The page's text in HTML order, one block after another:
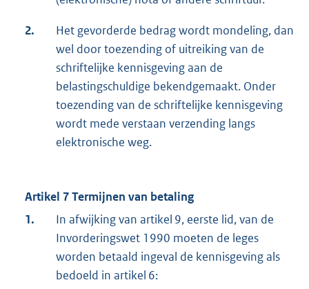
2.
Het gevorderde bedrag wordt mondeling, dan
wel door toezending of uitreiking van de
schriftelijke kennisgeving aan de
belastingschuldige bekendgemaakt. Onder
toezending van de schriftelijke kennisgeving
wordt mede verstaan verzending langs
elektronische weg.
Artikel 7 Termijnen van betaling
1.
In afwijking van artikel 9, eerste lid, van de
Invorderingswet 1990 moeten de leges
worden betaald ingeval de kennisgeving als
bedoeld in artikel 6: